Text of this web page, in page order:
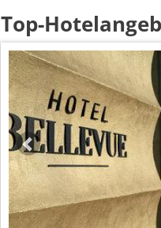
Top-